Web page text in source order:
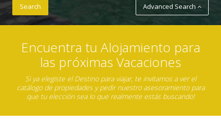
Advanced Search
Encuentra tu Alojamiento para
las próximas Vacaciones
Si ya elegiste el Destino para viajar, te invitamos a ver el
catálogo de propiedades y pedir nuestro asesoramiento para
que tu elección sea lo que realmente estás buscando!